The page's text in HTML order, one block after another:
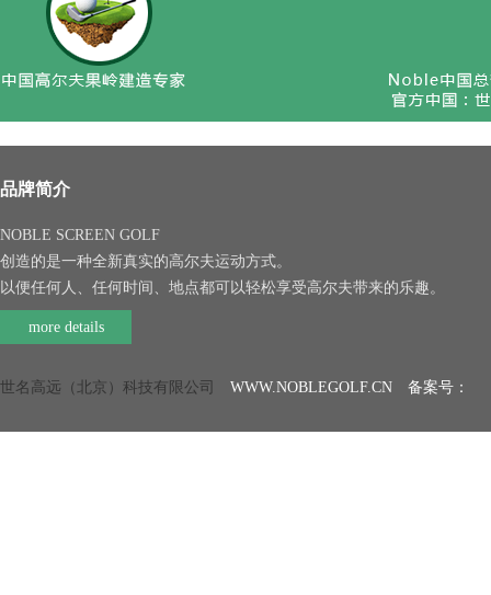
品牌简介
NOBLE SCREEN GOLF
创造的是一种全新真实的高尔夫运动方式。
以便任何人、任何时间、地点都可以轻松享受高尔夫带来的乐趣。
more details
世名高远（北京）科技有限公司 WWW.NOBLEGOLF.CN 备案号：